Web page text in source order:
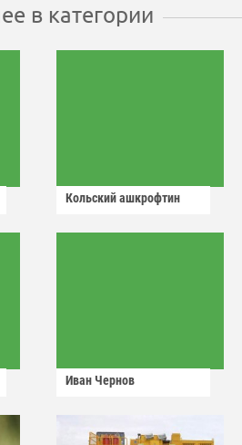
в категории
Кольский ашкрофтин
Иван Чернов